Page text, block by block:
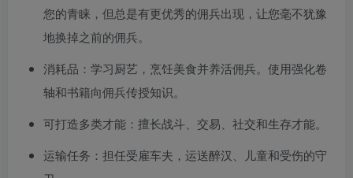
您的青睐，但总是有更优秀的佣兵出现，让您毫不犹豫
地换掉之前的佣兵。
消耗品：学习厨艺，烹饪美食并养活佣兵。使用强化卷
轴和书籍向佣兵传授知识。
可打造多类才能：擅长战斗、交易、社交和生存才能。
运输任务：担任受雇车夫，运送醉汉、儿童和受伤的守